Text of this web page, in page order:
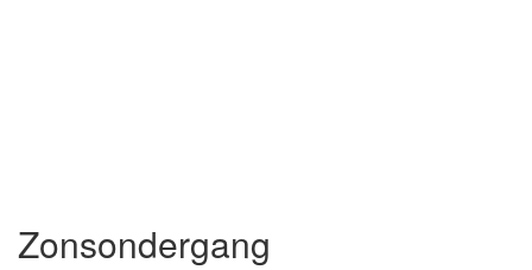
Zonsondergang